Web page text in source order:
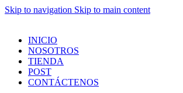
Skip to navigation Skip to main content
INICIO
NOSOTROS
TIENDA
POST
CONTÁCTENOS